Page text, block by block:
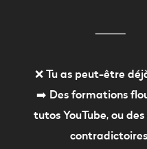
⸻
❌ Tu as peut-être
➡️ Des formations
tutos YouTube, ou des